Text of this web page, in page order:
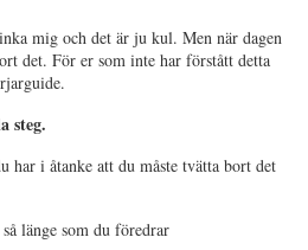
mig och det är ju kul. Men när dagen
det. För er som inte har förstått detta
steg.
har i åtanke att du måste tvätta bort det
länge som du föredrar